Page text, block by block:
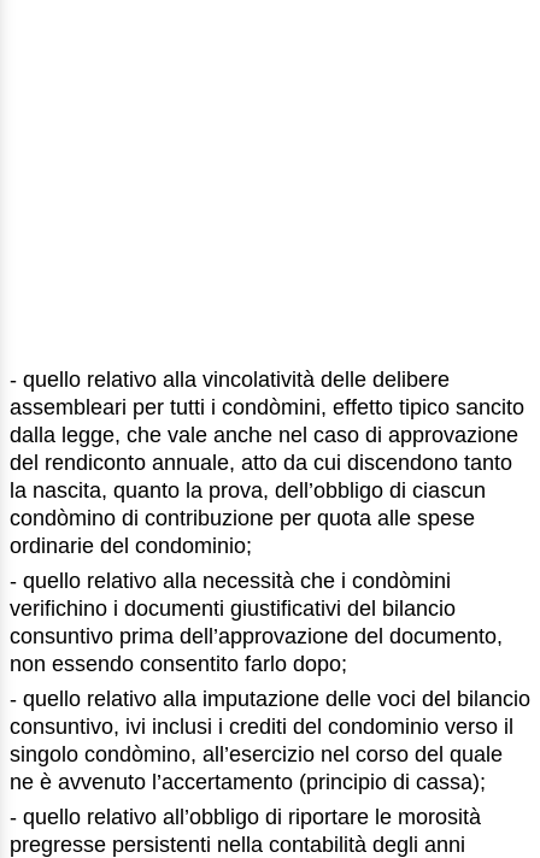
- quello relativo alla vincolatività delle delibere
assembleari per tutti i condòmini, effetto tipico sancito
dalla legge, che vale anche nel caso di approvazione
del rendiconto annuale, atto da cui discendono tanto
la nascita, quanto la prova, dell’obbligo di ciascun
condòmino di contribuzione per quota alle spese
ordinarie del condominio;
- quello relativo alla necessità che i condòmini
verifichino i documenti giustificativi del bilancio
consuntivo prima dell’approvazione del documento,
non essendo consentito farlo dopo;
- quello relativo alla imputazione delle voci del bilancio
consuntivo, ivi inclusi i crediti del condominio verso il
singolo condòmino, all’esercizio nel corso del quale
ne è avvenuto l’accertamento (principio di cassa);
- quello relativo all’obbligo di riportare le morosità
pregresse persistenti nella contabilità degli anni